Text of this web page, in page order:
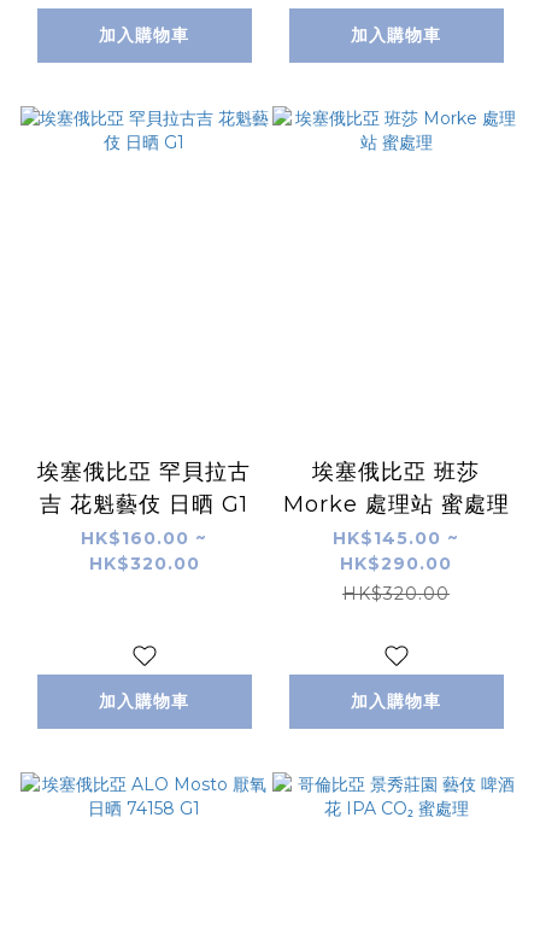
加入購物車 加入購物車
埃塞俄比亞 罕貝拉古
吉 花魁藝伎 日晒 G1
HK$160.00 ~
HK$320.00
加入購物車
埃塞俄比亞 班莎
Morke 處理站 蜜處理
HK$145.00 ~
HK$290.00
HK$320.00
加入購物車